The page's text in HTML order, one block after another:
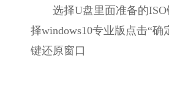
选择U盘里面准备的
择windows10专业版点击“
键还原窗口